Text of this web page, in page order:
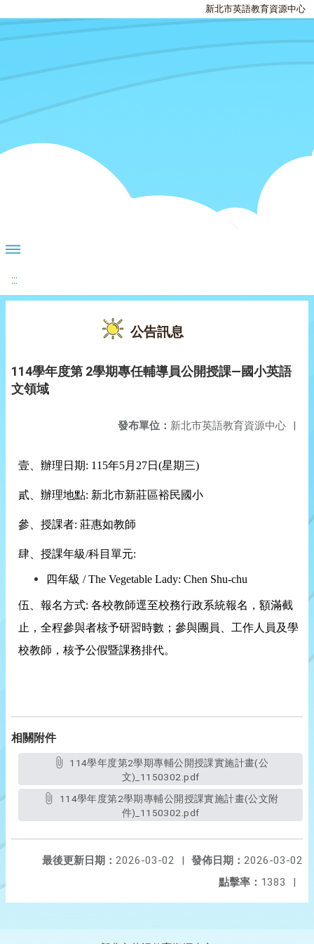
新北市英語教育資源中心
:::
公告訊息
114學年度第 2學期專任輔導員公開授課—國小英語
文領域
發布單位： 新北市英語教育資源中心 |
壹、辦理日期: 115年5月27日 (星期三)
貳、辦理地點: 新北市新莊區裕民國小
參、授課者: 莊惠如教師
肆、授課年級/科目單元:
四年級 /The Vegetable Lady: Chen Shu-chu
伍、報名方式: 各校教師逕至校務行政系統報名，額滿截
止，全程參與者核予研習時數；參與團員、工作人員及學
校教師，核予公假暨課務排代。
相關附件
文)_1150302.pdf
件)_1150302.pdf
發佈日期： 2026-03-02
最後更新日期： 2026-03-02
|
點擊率： 1383 |